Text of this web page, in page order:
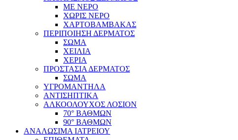
ΜΕ ΝΕΡΟ
ΧΩΡΙΣ ΝΕΡΟ
ΧΑΡΤΟΒΑΜΒΑΚΑΣ
ΠΕΡΙΠΟΙΗΣΗ ΔΕΡΜΑΤΟΣ
ΣΩΜΑ
ΧΕΙΛΙΑ
ΧΕΡΙΑ
ΠΡΟΣΤΑΣΙΑ ΔΕΡΜΑΤΟΣ
ΣΩΜΑ
ΥΓΡΟΜΑΝΤΗΛΑ
ΑΝΤΙΣΗΠΤΙΚΑ
ΑΛΚΟΟΛΟΥΧΟΣ ΛΟΣΙΟΝ
70° ΒΑΘΜΩΝ
90° ΒΑΘΜΩΝ
ΑΝΑΛΩΣΙΜΑ ΙΑΤΡΕΙΟΥ